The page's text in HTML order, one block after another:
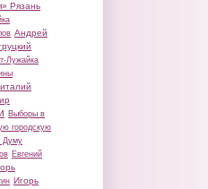
Рязань
Андрей
Лужайка
Выборы в
городскую
Думу
Евгений
Игорь